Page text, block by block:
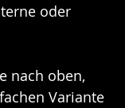
oder
nach oben,
Variante